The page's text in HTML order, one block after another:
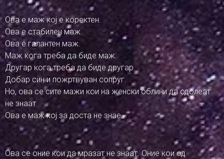
Ова е маж кој е коректен.
Ова е стабилен маж.
Ова е галантен маж.
Маж кога треба да биде маж.
Другар кога треба да биде другар.
Добар син и пожртвуван сопруг.
Но, ова се сите мажи кои на женски облини да одолеат
не знаат.
Ова е маж кој за доста не знае.
Ова се оние кои да мразат не знаат. Оние кои од